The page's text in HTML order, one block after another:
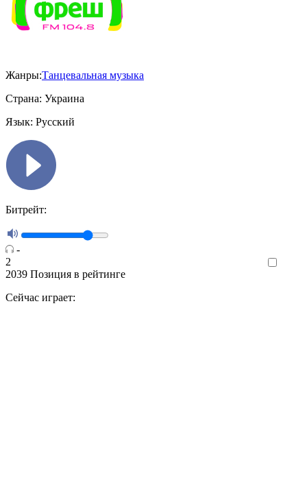
Жанры:Танцевальная музыка
Страна: Украина
Язык: Русский
Битрейт:
-
2
2039 Позиция в рейтинге
Сейчас играет: